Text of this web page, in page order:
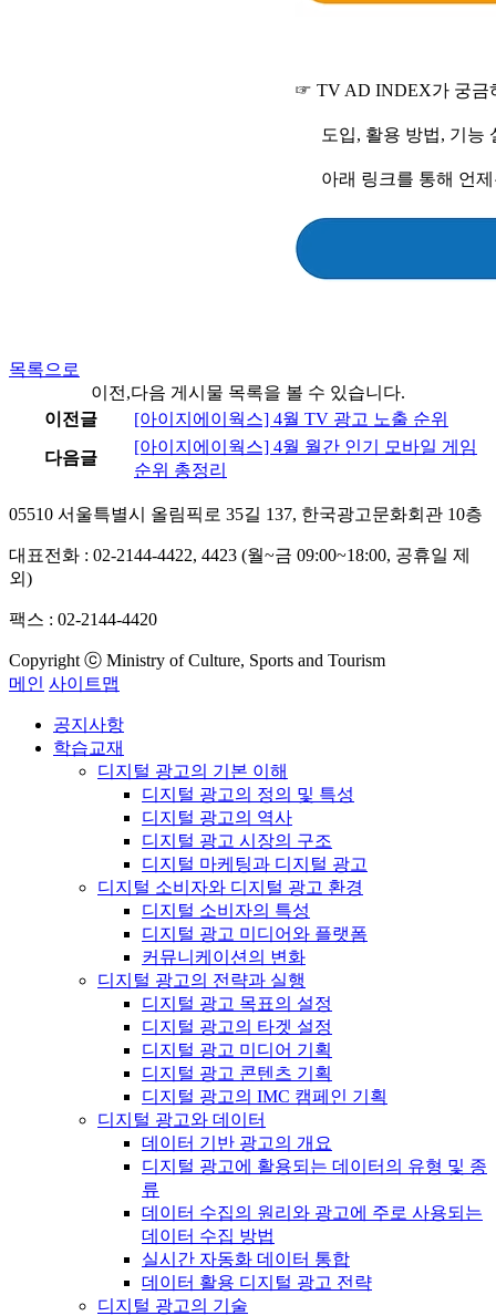
☞ TV AD INDEX가 궁금
도입, 활용 방법, 기능
아래 링크를 통해 언제
목록으로
이전,다음 게시물 목록을 볼 수 있습니다.
이전글
[아이지에이웍스] 4월 TV 광고 노출 순위
다음글
[아이지에이웍스] 4월 월간 인기 모바일 게임
순위 총정리
05510 서울특별시 올림픽로 35길 137, 한국광고문화회관 10층
대표전화 : 02-2144-4422, 4423 (월~금 09:00~18:00, 공휴일 제
외)
팩스 : 02-2144-4420
Copyright ⓒ Ministry of Culture, Sports and Tourism
메인 사이트맵
공지사항
학습교재
디지털 광고의 기본 이해
디지털 광고의 정의 및 특성
디지털 광고의 역사
디지털 광고 시장의 구조
디지털 마케팅과 디지털 광고
디지털 소비자와 디지털 광고 환경
디지털 소비자의 특성
디지털 광고 미디어와 플랫폼
커뮤니케이션의 변화
디지털 광고의 전략과 실행
디지털 광고 목표의 설정
디지털 광고의 타겟 설정
디지털 광고 미디어 기획
디지털 광고 콘텐츠 기획
디지털 광고의 IMC 캠페인 기획
디지털 광고와 데이터
데이터 기반 광고의 개요
디지털 광고에 활용되는 데이터의 유형 및 종
류
데이터 수집의 원리와 광고에 주로 사용되는
데이터 수집 방법
실시간 자동화 데이터 통합
데이터 활용 디지털 광고 전략
디지털 광고의 기술